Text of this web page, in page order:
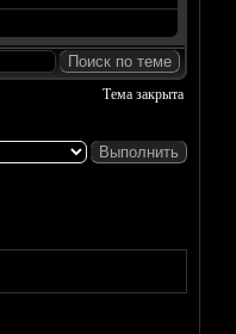
Тема закрыта